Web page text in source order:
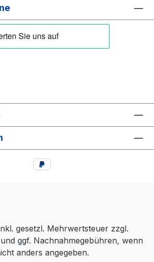
gesetzl. Mehrwertsteuer zzgl.
ggf. Nachnahmegebühren, wenn
anders angegeben.